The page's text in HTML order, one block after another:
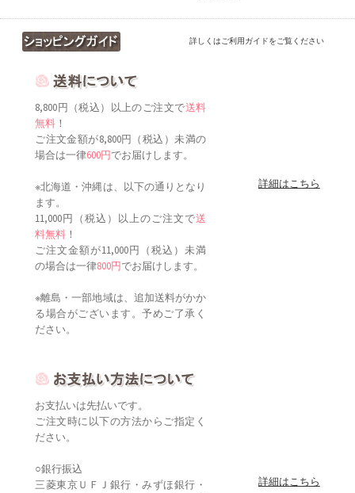
詳しくはご利用ガイドをご覧ください
8,800円（税込）以上のご注文で送料
無料 ！
ご注文金額が8,800円（税込）未満の
場合は一律600円でお届けします。
※北海道・沖縄は、以下の通りとなり
ます。
11,000円（税込）以上のご注文で送
料無料 ！
ご注文金額が11,000円（税込）未満
の場合は一律800円でお届けします。
※離島・一部地域は、追加送料がかか
る場合がございます。予めご了承く
ださい。
詳細はこちら
お支払いは先払いです。
ご注文時に以下の方法からご指定く
ださい。
○銀行振込
三菱東京ＵＦＪ銀行・みずほ銀行・
詳細はこちら